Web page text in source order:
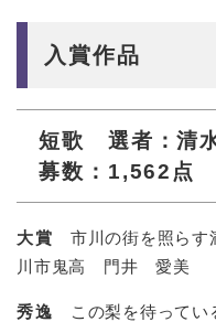
入賞作品
短歌 選者：清
募数：1,562点
大賞 市川の街を照らす
川市鬼高 門井 愛美
秀逸 この梨を待ってい